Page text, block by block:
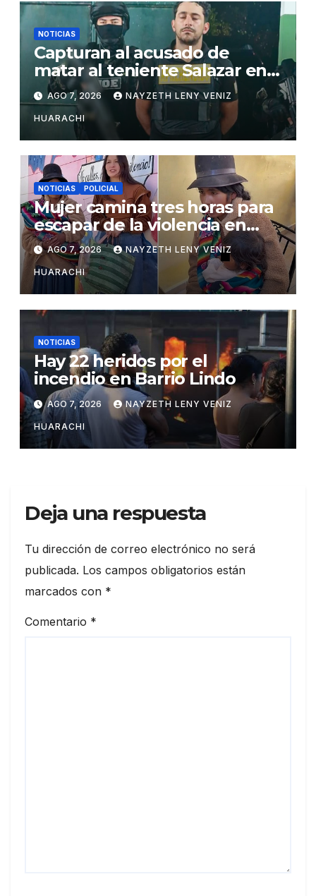
NOTICIAS
Capturan al acusado de
matar al teniente Salazar en
San Matías
AGO 7, 2026 NAYZETH LENY VENIZ
HUARACHI
NOTICIAS POLICIAL
Mujer camina tres horas para
escapar de la violencia en
Potosí
AGO 7, 2026 NAYZETH LENY VENIZ
HUARACHI
NOTICIAS
Hay 22 heridos por el
incendio en Barrio Lindo
AGO 7, 2026 NAYZETH LENY VENIZ
HUARACHI
Deja una respuesta
Tu dirección de correo electrónico no será
publicada. Los campos obligatorios están
marcados con *
Comentario *